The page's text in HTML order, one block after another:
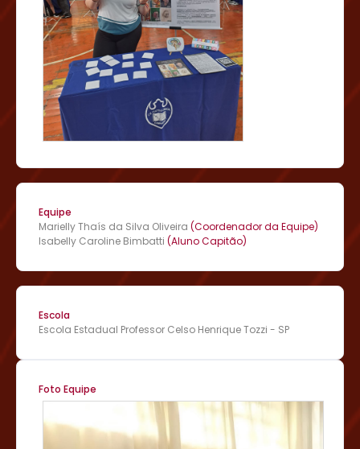
de pessoas que convivem com o Alzheimer. Esses
relatos incluem tanto a perspectiva dos portadores da
doença quanto a de seus acompanhantes, oferecendo
uma visão mais completa da trajetória da enfermidade.
Embora o Alzheimer ainda não tenha uma cura
definitiva, os resultados preliminares deste estudo
sugerem que existem meios de prevenção, como a
prática regular de atividade física, que estimula a
liberação do hormônio irisina. Este hormônio tem
mostrado ser um importante aliado na prevenção da
cognitiva.
Equipe
Marielly Thaís da Silva Oliveira (Coordenador da Equipe)
Isabelly Caroline Bimbatti (Aluno Capitão)
Escola
Escola Estadual Professor Celso Henrique Tozzi - SP
Foto Equipe